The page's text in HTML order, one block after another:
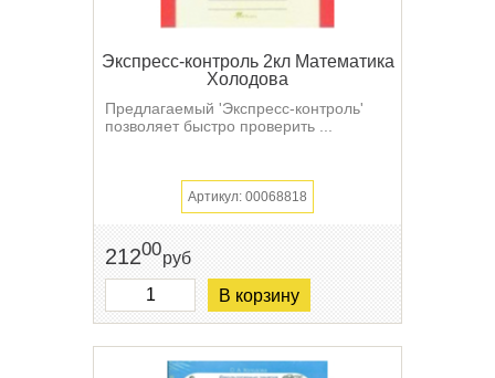
Экспресс-контроль 2кл Математика
Холодова
Предлагаемый 'Экспресс-контроль'
позволяет быстро проверить ...
Артикул: 00068818
21200руб
В корзину